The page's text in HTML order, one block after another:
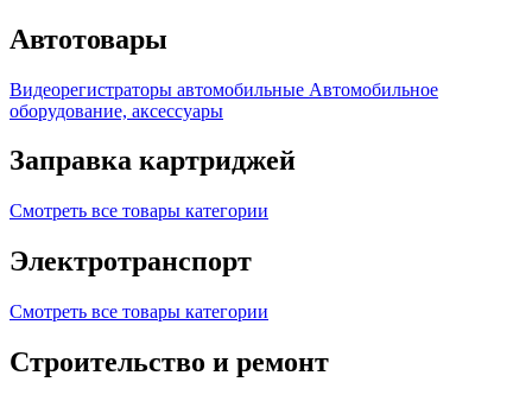
Автотовары
Видеорегистраторы автомобильные Автомобильное
оборудование, аксессуары
Заправка картриджей
Смотреть все товары категории
Электротранспорт
Смотреть все товары категории
Строительство и ремонт